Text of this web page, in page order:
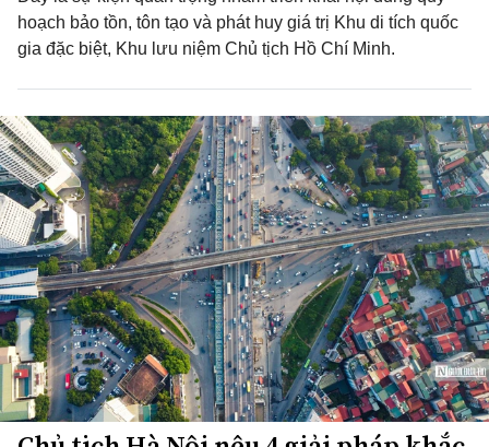
hoạch bảo tồn, tôn tạo và phát huy giá trị Khu di tích quốc
gia đặc biệt, Khu lưu niệm Chủ tịch Hồ Chí Minh.